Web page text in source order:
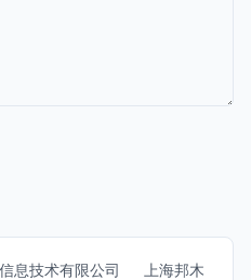
息技术有限公司
上海邦木